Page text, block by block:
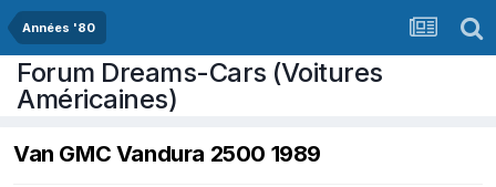
Années '80
Forum Dreams-Cars (Voitures
Américaines)
Van GMC Vandura 2500 1989